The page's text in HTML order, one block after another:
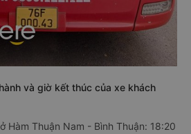
và giờ kết thúc của xe khách
Hàm Thuận Nam - Bình Thuận: 18:20